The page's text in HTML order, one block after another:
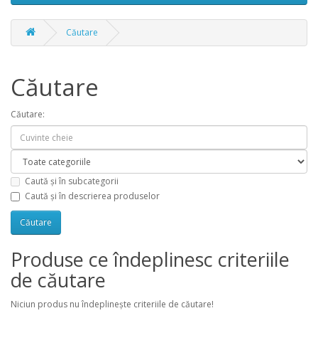
Căutare
Căutare
Căutare:
Caută și în subcategorii
Caută și în descrierea produselor
Produse ce îndeplinesc criteriile
de căutare
Niciun produs nu îndeplineşte criteriile de căutare!